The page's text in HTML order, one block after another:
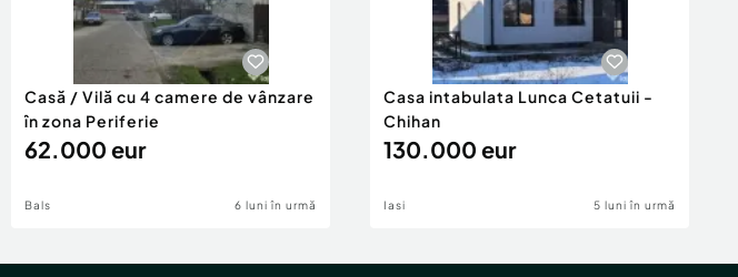
Casă / Vilă cu 4 camere de vânzare
în zona Periferie
62.000 eur
Bals 6 luni în urmă
Casa intabulata Lunca Cetatuii -
Chihan
130.000 eur
Iasi 5 luni în urmă